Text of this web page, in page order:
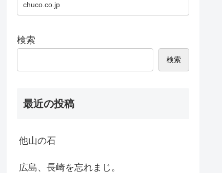
chuco.co.jp
検索
検索
最近の投稿
他山の石
広島、長崎を忘れまじ。